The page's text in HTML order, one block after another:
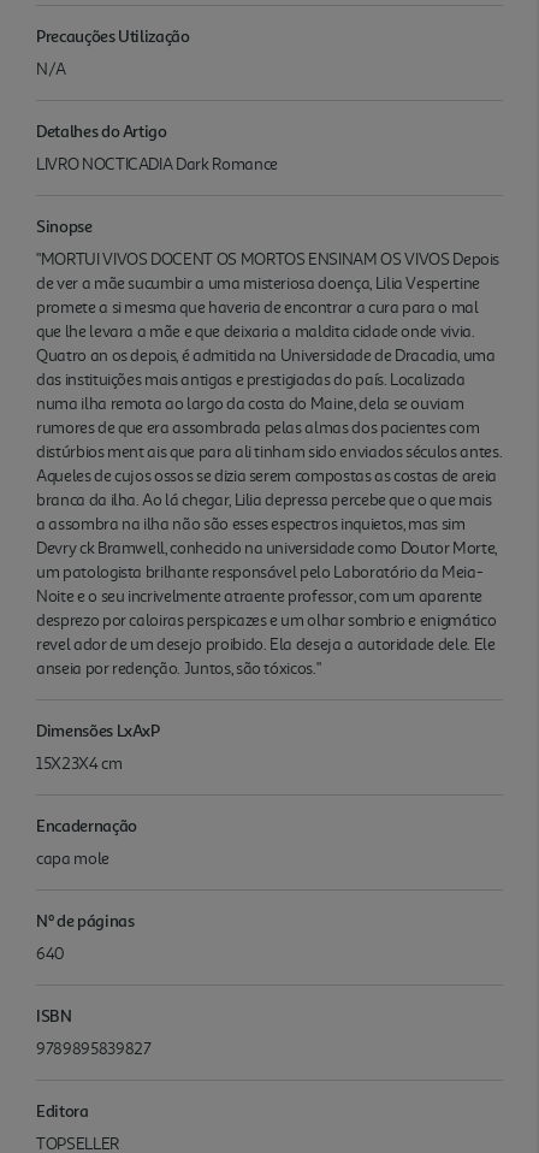
Precauções Utilização
N/A
Detalhes do Artigo
LIVRO NOCTICADIA Dark Romance
Sinopse
"MORTUI VIVOS DOCENT OS MORTOS ENSINAM OS VIVOS Depois
de ver a mãe sucumbir a uma misteriosa doença, Lilia Vespertine
promete a si mesma que haveria de encontrar a cura para o mal
que lhe levara a mãe e que deixaria a maldita cidade onde vivia.
Quatro an os depois, é admitida na Universidade de Dracadia, uma
das instituições mais antigas e prestigiadas do país. Localizada
numa ilha remota ao largo da costa do Maine, dela se ouviam
rumores de que era assombrada pelas almas dos pacientes com
distúrbios ment ais que para ali tinham sido enviados séculos antes.
Aqueles de cujos ossos se dizia serem compostas as costas de areia
branca da ilha. Ao lá chegar, Lilia depressa percebe que o que mais
a assombra na ilha não são esses espectros inquietos, mas sim
Devry ck Bramwell, conhecido na universidade como Doutor Morte,
um patologista brilhante responsável pelo Laboratório da Meia-
Noite e o seu incrivelmente atraente professor, com um aparente
desprezo por caloiras perspicazes e um olhar sombrio e enigmático
revel ador de um desejo proibido. Ela deseja a autoridade dele. Ele
anseia por redenção. Juntos, são tóxicos."
Dimensões LxAxP
15X23X4 cm
Encadernação
capa mole
Nº de páginas
640
ISBN
9789895839827
Editora
TOPSELLER